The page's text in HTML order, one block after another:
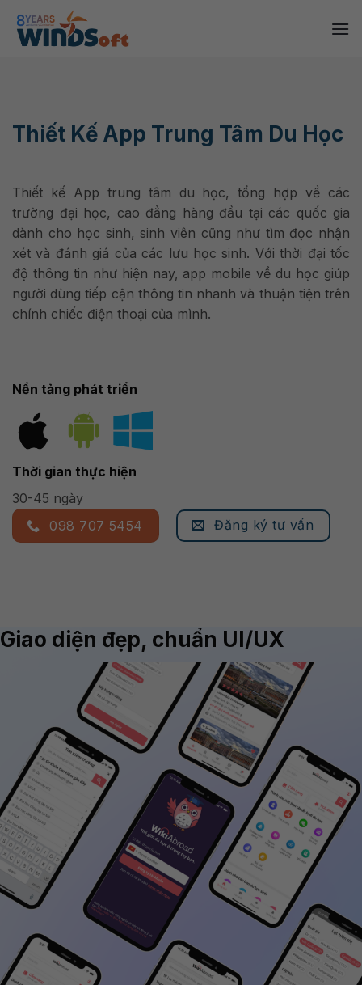
content
Thiết Kế App Trung Tâm Du Học
Thiết kế App trung tâm du học, tổng hợp về các
trường đại học, cao đẳng hàng đầu tại các quốc gia
dành cho học sinh, sinh viên cũng như tìm đọc nhận
xét và đánh giá của các lưu học sinh. Với thời đại tốc
độ thông tin như hiện nay, app mobile về du học giúp
người dùng tiếp cận thông tin nhanh và thuận tiện trên
chính chiếc điện thoại của mình.
Nền tảng phát triển
Thời gian thực hiện
30-45 ngày
098 707 5454
Đăng ký tư vấn
Giao diện đẹp, chuẩn UI/UX